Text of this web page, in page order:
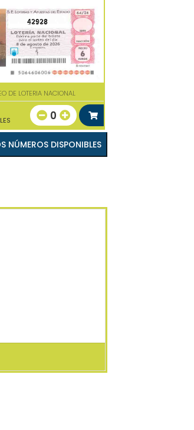
42928
DE LOTERIA NACIONAL
0
VER TODOS LOS NÚMEROS DISPONIBLES